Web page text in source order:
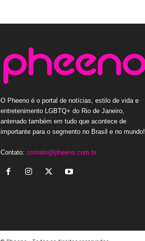
O Pheeno é o portal de notícias, estilo de vida e
entretenimento LGBTQ+ do Rio de Janeiro,
antenado também em tudo que acontece de
importante para o segmento no Brasil e no mundo!
Contato: contato@pheeno.com.br